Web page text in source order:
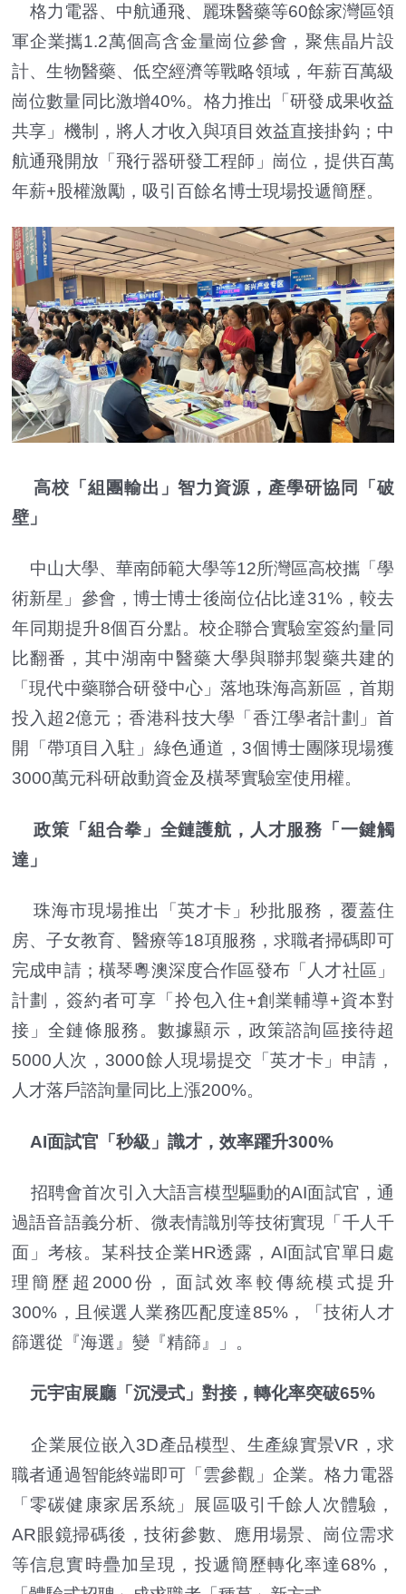
格力電器、中航通飛、麗珠醫藥等60餘家灣區領
軍企業攜1.2萬個高含金量崗位參會，聚焦晶片設
計、生物醫藥、低空經濟等戰略領域，年薪百萬級
崗位數量同比激增40%。格力推出「研發成果收益
共享」機制，將人才收入與項目效益直接掛鈎；中
航通飛開放「飛行器研發工程師」崗位，提供百萬
年薪+股權激勵，吸引百餘名博士現場投遞簡歷。
高校「組團輸出」智力資源，產學研協同「破
壁」
中山大學、華南師範大學等12所灣區高校攜「學
術新星」參會，博士博士後崗位佔比達31%，較去
年同期提升8個百分點。校企聯合實驗室簽約量同
比翻番，其中湖南中醫藥大學與聯邦製藥共建的
「現代中藥聯合研發中心」落地珠海高新區，首期
投入超2億元；香港科技大學「香江學者計劃」首
開「帶項目入駐」綠色通道，3個博士團隊現場獲
3000萬元科研啟動資金及橫琴實驗室使用權。
政策「組合拳」全鏈護航，人才服務「一鍵觸
達」
珠海市現場推出「英才卡」秒批服務，覆蓋住
房、子女教育、醫療等18項服務，求職者掃碼即可
完成申請；橫琴粵澳深度合作區發布「人才社區」
計劃，簽約者可享「拎包入住+創業輔導+資本對
接」全鏈條服務。數據顯示，政策諮詢區接待超
5000人次，3000餘人現場提交「英才卡」申請，
人才落戶諮詢量同比上漲200%。
AI面試官「秒級」識才，效率躍升300%
招聘會首次引入大語言模型驅動的AI面試官，通
過語音語義分析、微表情識別等技術實現「千人千
面」考核。某科技企業HR透露，AI面試官單日處
理簡歷超2000份，面試效率較傳統模式提升
300%，且候選人業務匹配度達85%，「技術人才
篩選從『海選』變『精篩』」。
元宇宙展廳「沉浸式」對接，轉化率突破65%
企業展位嵌入3D產品模型、生產線實景VR，求
職者通過智能終端即可「雲參觀」企業。格力電器
「零碳健康家居系統」展區吸引千餘人次體驗，
AR眼鏡掃碼後，技術參數、應用場景、崗位需求
等信息實時疊加呈現，投遞簡歷轉化率達68%，